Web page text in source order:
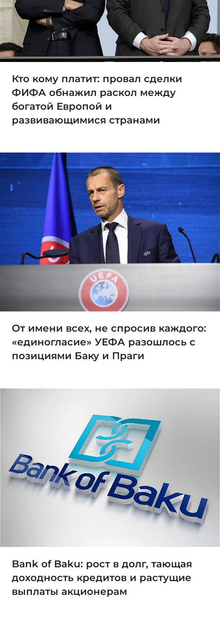
Кто кому платит: провал сделки
ФИФА обнажил раскол между
богатой Европой и
развивающимися странами
От имени всех, не спросив каждого:
«единогласие» УЕФА разошлось с
позициями Баку и Праги
Bank of Baku: рост в долг, тающая
доходность кредитов и растущие
выплаты акционерам